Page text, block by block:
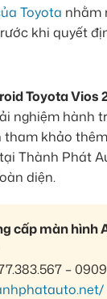
Toyota nhằm
khi quyết
Toyota Vios
nghiệm hành
khảo
tại Thành Phát
diện.
cấp màn hình
–